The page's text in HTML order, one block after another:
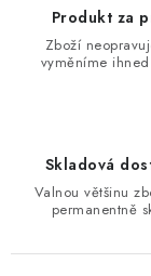
Produkt za
Zboží
vyměníme
Skladová
Valnou většinu
permanentně